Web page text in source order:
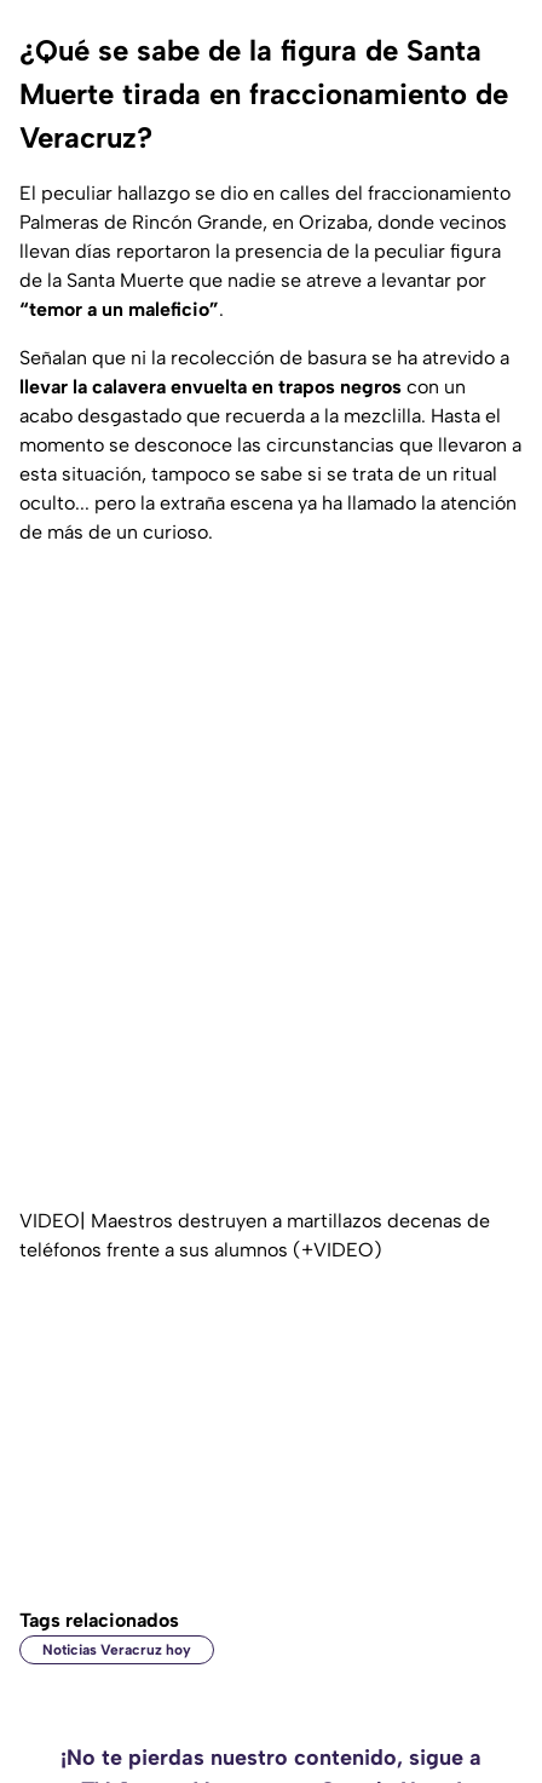
¿Qué se sabe de la figura de Santa
Muerte tirada en fraccionamiento de
Veracruz?
El peculiar hallazgo se dio en calles del fraccionamiento
Palmeras de Rincón Grande, en Orizaba, donde vecinos
llevan días reportaron la presencia de la peculiar figura
de la Santa Muerte que nadie se atreve a levantar por
“temor a un maleficio”.
Señalan que ni la recolección de basura se ha atrevido a
llevar la calavera envuelta en trapos negros con un
acabo desgastado que recuerda a la mezclilla. Hasta el
momento se desconoce las circunstancias que llevaron a
esta situación, tampoco se sabe si se trata de un ritual
oculto... pero la extraña escena ya ha llamado la atención
de más de un curioso.
VIDEO| Maestros destruyen a martillazos decenas de
teléfonos frente a sus alumnos (+VIDEO)
Tags relacionados
Noticias Veracruz hoy
¡No te pierdas nuestro contenido, sigue a